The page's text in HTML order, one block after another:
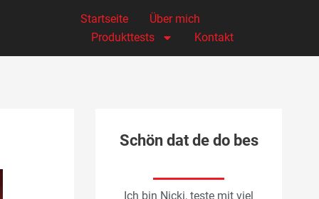
Startseite
Über mich
Produkttests
Kontakt
Schön dat de do bes
Ich bin Nicki, teste mit viel